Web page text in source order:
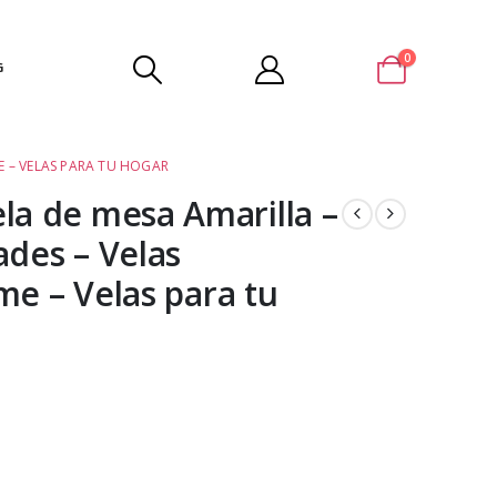
0
– VELAS PARA TU HOGAR
de mesa Amarilla –
– Velas
– Velas para tu